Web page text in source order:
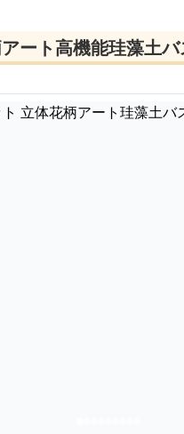
ート高機能珪藻土バ